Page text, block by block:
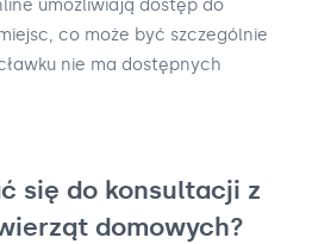
umożliwiają dostęp do
co może być szczególnie
nie ma dostępnych
się do konsultacji z
domowych?